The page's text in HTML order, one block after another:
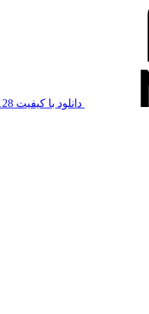
دانلود با کیفیت 128